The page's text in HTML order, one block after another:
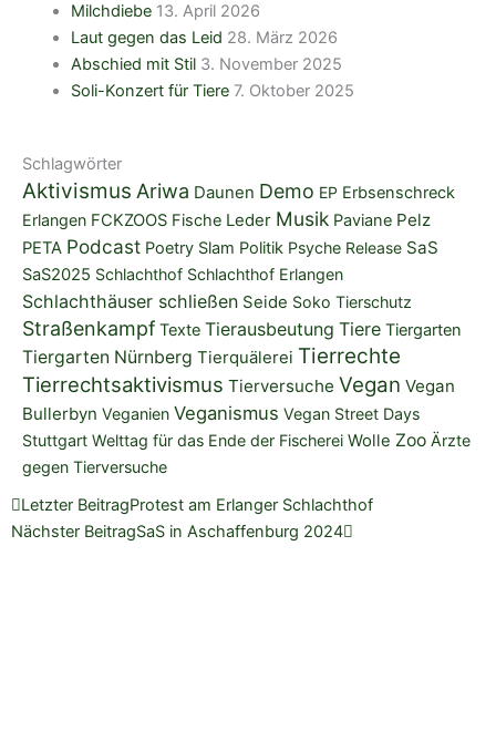
Milchdiebe 13. April 2026
Laut gegen das Leid 28. März 2026
Abschied mit Stil 3. November 2025
Soli-Konzert für Tiere 7. Oktober 2025
Schlagwörter
Aktivismus Ariwa Daunen Demo EP Erbsenschreck
Erlangen FCKZOOS Fische Leder Musik Paviane Pelz
PETA Podcast Poetry Slam Politik Psyche Release SaS
SaS2025 Schlachthof Schlachthof Erlangen
Schlachthäuser schließen Seide Soko Tierschutz
Straßenkampf Texte Tierausbeutung Tiere Tiergarten
Tiergarten Nürnberg Tierquälerei Tierrechte
Tierrechtsaktivismus Tierversuche Vegan Vegan
Bullerbyn Veganien Veganismus Vegan Street Days
Stuttgart Welttag für das Ende der Fischerei Wolle Zoo Ärzte
gegen Tierversuche
Zurück
Letzter BeitragProtest am Erlanger Schlachthof
Nächster BeitragSaS in Aschaffenburg 2024
Nächster